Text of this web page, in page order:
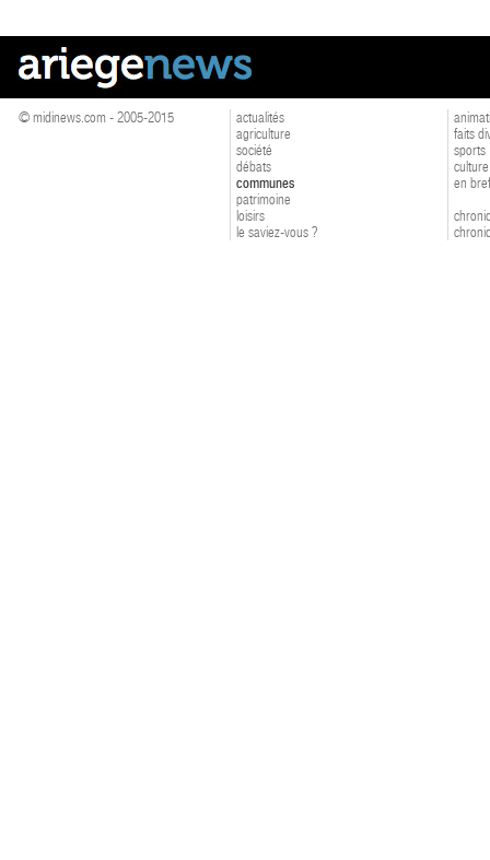
© midinews.com - 2005-2015
actualités
agriculture
société
débats
communes
patrimoine
loisirs
le saviez-vous ?
faits
sports
culture
en bref